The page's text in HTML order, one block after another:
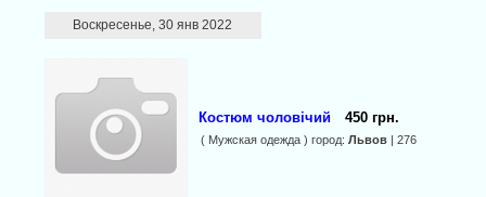
Воскресенье, 30 янв 2022
Костюм чоловічий 450 грн.
( Мужская одежда ) город: Львов| 276